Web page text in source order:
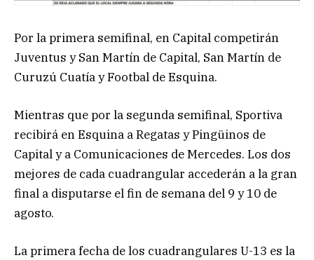
Por la primera semifinal, en Capital competirán
Juventus y San Martín de Capital, San Martín de
Curuzú Cuatía y Footbal de Esquina.
Mientras que por la segunda semifinal, Sportiva
recibirá en Esquina a Regatas y Pingüinos de
Capital y a Comunicaciones de Mercedes. Los dos
mejores de cada cuadrangular accederán a la gran
final a disputarse el fin de semana del 9 y 10 de
agosto.
La primera fecha de los cuadrangulares U-13 es la